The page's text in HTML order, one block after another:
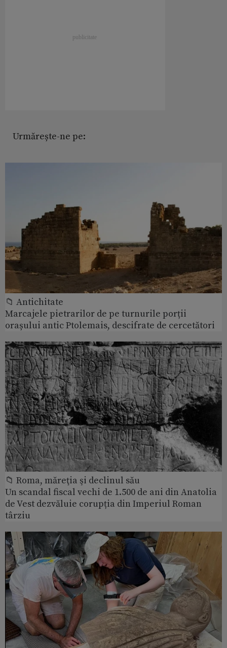
Urmărește-ne pe:
📁 Antichitate
Marcajele pietrarilor de pe turnurile porții
orașului antic Ptolemais, descifrate de cercetători
📁 Roma, măreţia şi declinul său
Un scandal fiscal vechi de 1.500 de ani din Anatolia
de Vest dezvăluie corupția din Imperiul Roman
târziu